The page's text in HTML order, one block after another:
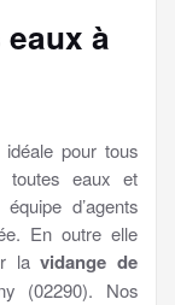
à
idéale pour tous
toutes eaux et
d’agents
En outre elle
lavidange de
(02290). Nos